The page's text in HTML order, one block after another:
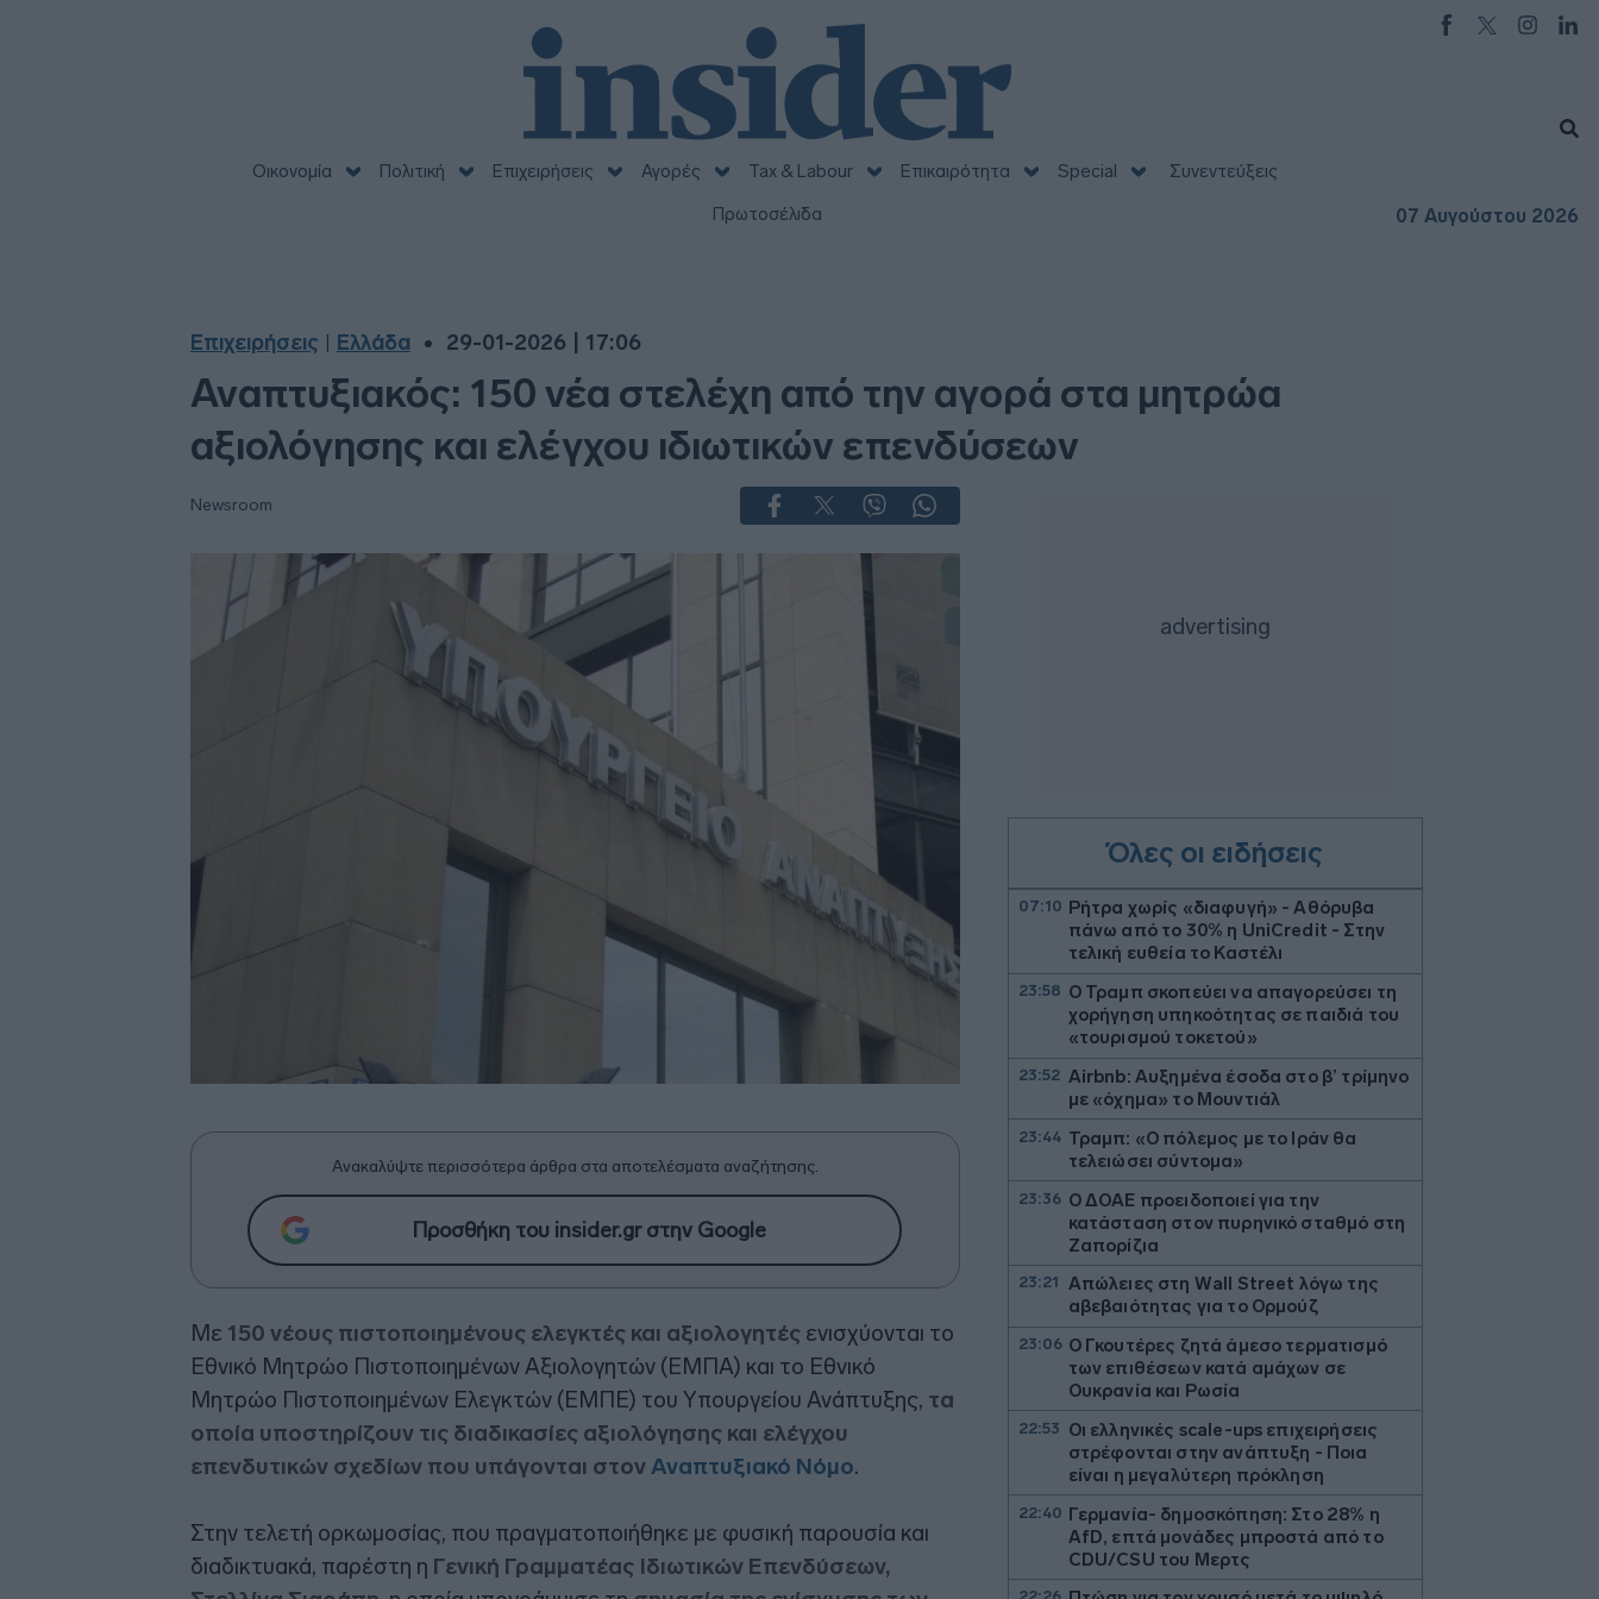
Οικονομία Πολιτική Επιχειρήσεις Αγορές Tax & Labour Επικαιρότητα Special
Συνεντεύξεις
Πρωτοσέλιδα
07 Αυγούστου 2026
Επιχειρήσεις Ελλάδα 29-01-2026 | 17:06
Αναπτυξιακός: 150 νέα στελέχη από την αγορά στα μητρώα
αξιολόγησης και ελέγχου ιδιωτικών επενδύσεων
Newsroom
Ανακαλύψτε περισσότερα άρθρα στα αποτελέσματα αναζήτησης.
Προσθήκη του insider.gr στην Google
Με 150 νέους πιστοποιημένους ελεγκτές και αξιολογητές ενισχύονται το
Εθνικό Μητρώο Πιστοποιημένων Αξιολογητών (ΕΜΠΑ) και το Εθνικό
Μητρώο Πιστοποιημένων Ελεγκτών (ΕΜΠΕ) του Υπουργείου Ανάπτυξης, τα
οποία υποστηρίζουν τις διαδικασίες αξιολόγησης και ελέγχου
επενδυτικών σχεδίων που υπάγονται στονΑναπτυξιακό Νόμο.
Στην τελετή ορκωμοσίας, που πραγματοποιήθηκε με φυσική παρουσία και
διαδικτυακά, παρέστη η Γενική Γραμματέας Ιδιωτικών Επενδύσεων,
Όλες οι ειδήσεις
07:10 Ρήτρα χωρίς «διαφυγή» - Αθόρυβα
πάνω από το 30% η UniCredit - Στην
τελική ευθεία το Καστέλι
23:58 Ο Τραμπ σκοπεύει να απαγορεύσει τη
χορήγηση υπηκοότητας σε παιδιά του
«τουρισμού τοκετού»
23:52 Airbnb: Αυξημένα έσοδα στο β’ τρίμηνο
με «όχημα» το Μουντιάλ
23:44 Τραμπ: «Ο πόλεμος με το Ιράν θα
τελειώσει σύντομα»
23:36 Ο ΔΟΑΕ προειδοποιεί για την
κατάσταση στον πυρηνικό σταθμό στη
Ζαπορίζια
23:21 Απώλειες στη Wall Street λόγω της
αβεβαιότητας για το Ορμούζ
23:06 Ο Γκουτέρες ζητά άμεσο τερματισμό
των επιθέσεων κατά αμάχων σε
Ουκρανία και Ρωσία
22:53 Οι ελληνικές scale-ups επιχειρήσεις
στρέφονται στην ανάπτυξη - Ποια
είναι η μεγαλύτερη πρόκληση
22:40 Γερμανία- δημοσκόπηση: Στο 28% η
AfD, επτά μονάδες μπροστά από το
CDU/CSU του Μερτς